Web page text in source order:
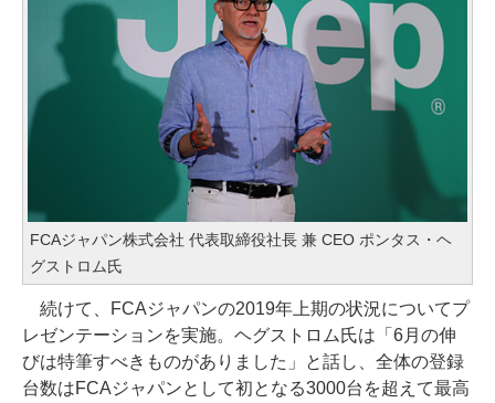
FCAジャパン株式会社 代表取締役社長 兼 CEO ポンタス・ヘ
グストロム氏
続けて、FCAジャパンの2019年上期の状況についてプ
レゼンテーションを実施。ヘグストロム氏は「6月の伸
びは特筆すべきものがありました」と話し、全体の登録
台数はFCAジャパンとして初となる3000台を超えて最高